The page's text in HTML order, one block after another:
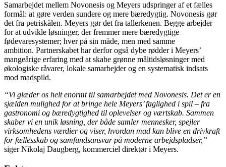
Samarbejdet mellem Novonesis og Meyers udspringer af et fælles
formål: at gøre verden sundere og mere bæredygtig. Novonesis gør
det fra petriskålen. Meyers gør det fra tallerkenen. Begge arbejder
for at udvikle løsninger, der fremmer mere bæredygtige
fødevaresystemer; hver på sin måde, men med samme
ambition. Partnerskabet har derfor også dybe rødder i Meyers’
mangeårige erfaring med at skabe grønne måltidsløsninger med
økologiske råvarer, lokale samarbejder og en systematisk indsats
mod madspild.
“Vi glæder os helt enormt til samarbejdet med Novonesis. Det er en
sjælden mulighed for at bringe hele Meyers’ faglighed i spil – fra
gastronomi og bæredygtighed til oplevelser og værtskab. Sammen
skaber vi en unik løsning, der både samler mennesker, spejler
virksomhedens værdier og viser, hvordan mad kan blive en drivkraft
for fællesskab og samfundsansvar på moderne arbejdspladser,”
siger Nikolaj Daugberg, kommerciel direktør i Meyers.